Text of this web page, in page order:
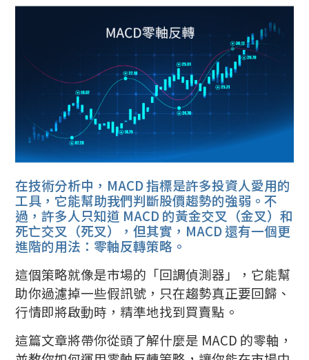
在技術分析中，MACD 指標是許多投資人愛用的
工具，它能幫助我們判斷股價趨勢的強弱。不
過，許多人只知道 MACD 的黃金交叉（金叉）和
死亡交叉（死叉），但其實，MACD 還有一個更
進階的用法：零軸反轉策略。
這個策略就像是市場的「回調偵測器」，它能幫
助你過濾掉一些假訊號，只在趨勢真正要回歸、
行情即將啟動時，精準地找到買賣點。
這篇文章將帶你從頭了解什麼是 MACD 的零軸，